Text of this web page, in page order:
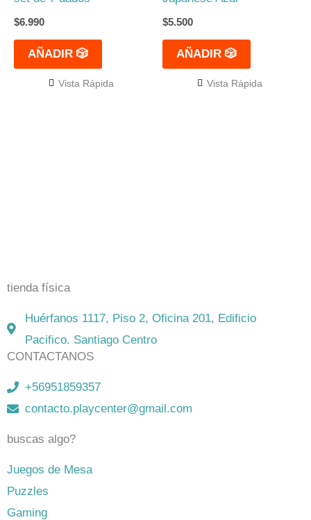
$6.990
AÑADIR 🎲
Vista Rápida
$5.500
AÑADIR 🎲
Vista Rápida
tienda física
Huérfanos 1117, Piso 2, Oficina 201, Edificio
Pacifico. Santiago Centro
CONTACTANOS
+56951859357
contacto.playcenter@gmail.com
buscas algo?
Juegos de Mesa
Puzzles
Gaming